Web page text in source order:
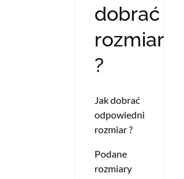
dobrać
rozmiar
?
Jak dobrać
odpowiedni
rozmiar ?
Podane
rozmiary